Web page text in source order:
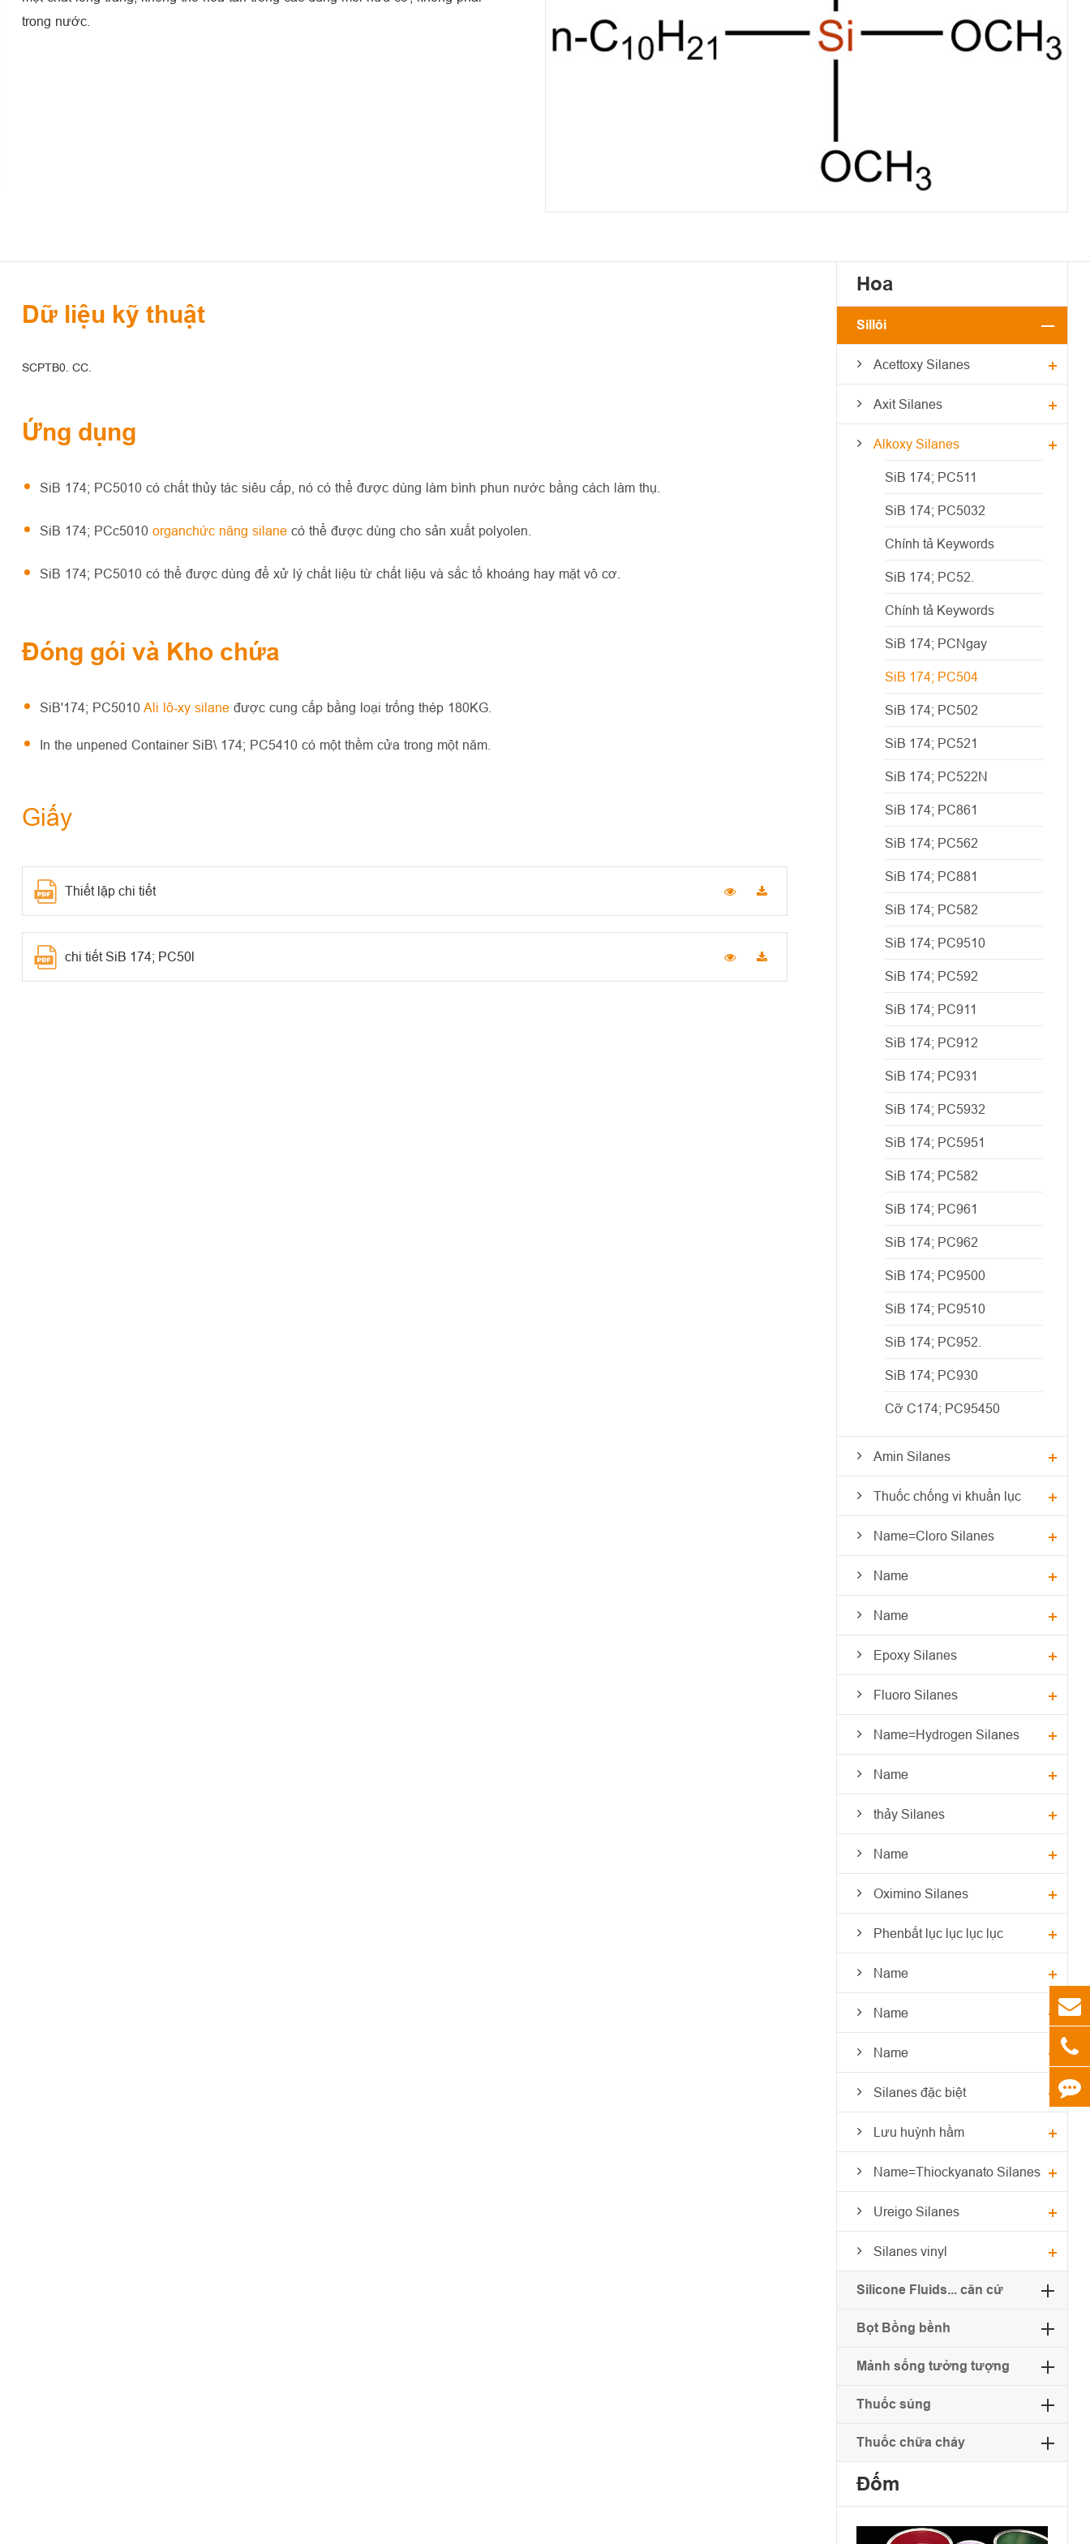
trong nước.
Dữ liệu kỹ thuật
SCPTB0. CC.
Ứng dụng
SiB 174; PC5010 có chất thủy tác siêu cấp, nó có thể được dùng làm bình phun nước bằng cách làm thụ.
SiB 174; PCc5010 organchức năng silane có thể được dùng cho sản xuất polyolen.
SiB 174; PC5010 có thể được dùng để xử lý chất liệu từ chất liệu và sắc tố khoáng hay mặt vô cơ.
Đóng gói và Kho chứa
SiB'174; PC5010 Ali lô-xy silane được cung cấp bằng loại trống thép 180KG.
In the unpened Container SiB\ 174; PC5410 có một thềm cửa trong một năm.
Giấy
Thiết lập chi tiết
chi tiết SiB 174; PC50l
Hoa
Sillôi
Acettoxy Silanes
Axit Silanes
Alkoxy Silanes
SiB 174; PC511
SiB 174; PC5032
Chính tả Keywords
SiB 174; PC52.
Chính tả Keywords
SiB 174; PCNgay
SiB 174; PC504
SiB 174; PC502
SiB 174; PC521
SiB 174; PC522N
SiB 174; PC861
SiB 174; PC562
SiB 174; PC881
SiB 174; PC582
SiB 174; PC9510
SiB 174; PC592
SiB 174; PC911
SiB 174; PC912
SiB 174; PC931
SiB 174; PC5932
SiB 174; PC5951
SiB 174; PC582
SiB 174; PC961
SiB 174; PC962
SiB 174; PC9500
SiB 174; PC9510
SiB 174; PC952.
SiB 174; PC930
Cỡ C174; PC95450
Amin Silanes
Thuốc chống vi khuẩn lục
Name=Cloro Silanes
Name
Name
Epoxy Silanes
Fluoro Silanes
Name=Hydrogen Silanes
Name
thảy Silanes
Name
Oximino Silanes
Phenbất lục lục lục lục
Name
Name
Name
Silanes đặc biệt
Lưu huỳnh hầm
Name=Thiockyanato Silanes
Ureigo Silanes
Silanes vinyl
Silicone Fluids... căn cứ
Bọt Bồng bềnh
Mảnh sống tưởng tượng
Thuốc súng
Thuốc chữa cháy
Đốm